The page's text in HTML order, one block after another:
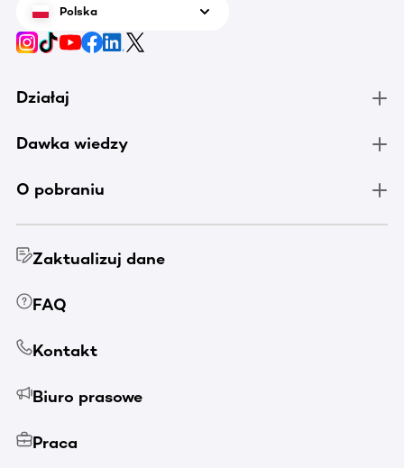
Polska
Działaj
Dawka wiedzy
O pobraniu
Zaktualizuj dane
FAQ
Kontakt
Biuro prasowe
Praca